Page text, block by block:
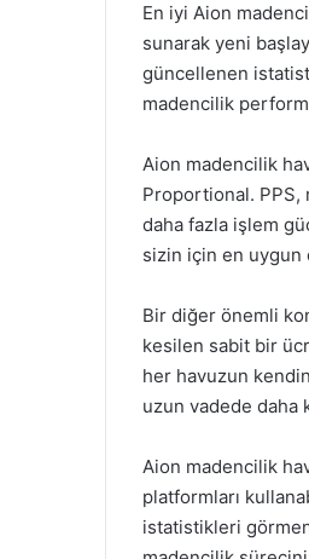
En iyi Aion
sunarak yeni
güncellenen
madencilik
Aion madencilik
Proportional.
daha fazla işlem
sizin için en
Bir diğer önemli
kesilen sabit bir
her havuzun
uzun vadede daha
Aion madencilik
platformları
istatistikleri